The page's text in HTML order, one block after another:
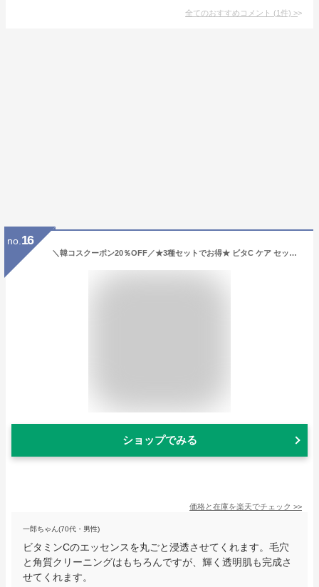
全てのおすすめコメント (1件) >
no. 16
＼韓コスクーポン20％OFF／★3種セットでお得★ ビタC ケア セット【GOODAL（グーダル）公式】グリーンタンジェリン ダークスポット ケア パッド アルファ 企画セット 拭き取り 化粧水 トナー セラム エッセンス クリーム 乳液 シミ シワ くすみ 韓国コスメ
ショップでみる
価格と在庫を楽天でチェック >>
一郎ちゃん(70代・男性)
ビタミンCのエッセンスを丸ごと浸透させてくれます。毛穴
と角質クリーニングはもちろんですが、輝く透明肌も完成さ
せてくれます。